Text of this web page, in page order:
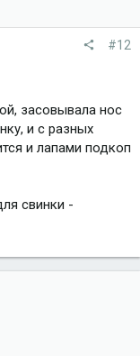
#12
засовывала нос
и с разных
и лапами подкоп
свинки -